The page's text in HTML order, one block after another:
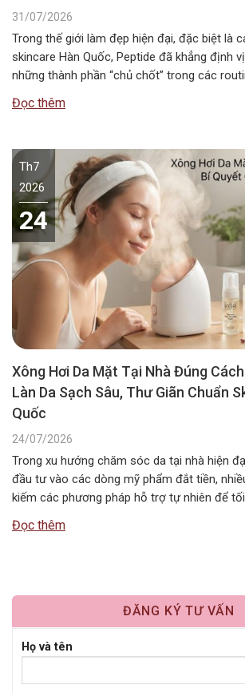
31/07/2026
Trong thế giới làm đẹp hiện đại, đặc biệt là
skincare Hàn Quốc, Peptide đã khẳng định
những thành phần “chủ chốt” trong các
nhất vẫn là băn…
Đọc thêm
Th7
2026
24
Xông Hơi Da Mặt Tại Nhà Đúng
Làn Da Sạch Sâu, Thư Giãn Chuẩn
Quốc
24/07/2026
Trong xu hướng chăm sóc da tại nhà hiện
đầu tư vào các dòng mỹ phẩm đắt tiền,
kiếm các phương pháp hỗ trợ tự nhiên để
mang lại cảm…
Đọc thêm
ĐĂNG KÝ TƯ VẤN
Họ và tên